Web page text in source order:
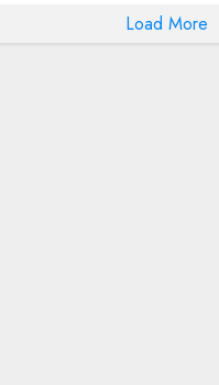
Load More